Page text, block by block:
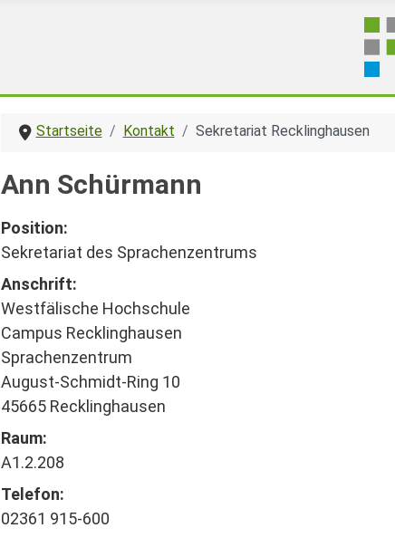
Startseite Kontakt Sekretariat Recklinghausen
Ann Schürmann
Position:
Sekretariat des Sprachenzentrums
Anschrift:
Westfälische Hochschule
Campus Recklinghausen
Sprachenzentrum
August-Schmidt-Ring 10
45665 Recklinghausen
Raum:
A1.2.208
Telefon:
02361 915-600